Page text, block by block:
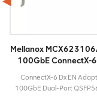
Mellanox
100GbE ConnectX-6
Adapterkarte
ConnectX-6 Dx EN
100GbE Dual-Port